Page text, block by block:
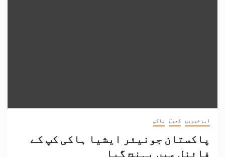
اہم خبریں کھیل ہاکی
پاکستان جونیئر ایشیا ہاکی کپ کے
فائنل میں پہنچ گیا